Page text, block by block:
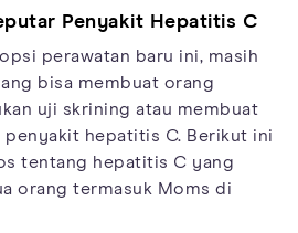
Penyakit Hepatitis C
perawatan baru ini, masih
bisa membuat orang
uji skrining atau membuat
penyakit hepatitis C. Berikut ini
tentang hepatitis C yang
orang termasuk Moms di